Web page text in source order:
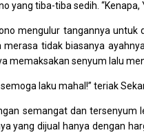
yang tiba-tiba sedih. “Kenapa,
mengulur tangannya untuk
tidak biasanya
memaksakan senyum lalu
laku mahal!” teriak
semangat dan
yang dijual hanya dengan